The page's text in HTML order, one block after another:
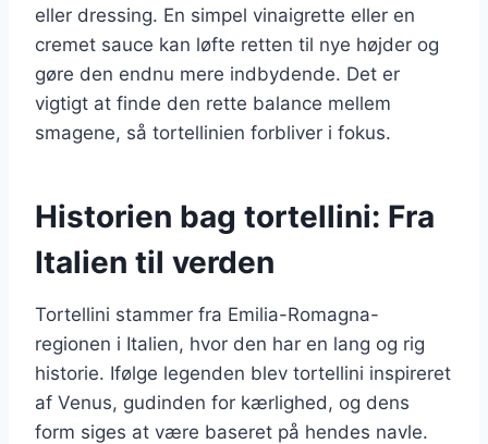
eller dressing. En simpel vinaigrette eller en
cremet sauce kan løfte retten til nye højder og
gøre den endnu mere indbydende. Det er
vigtigt at finde den rette balance mellem
smagene, så tortellinien forbliver i fokus.
Historien bag tortellini: Fra
Italien til verden
Tortellini stammer fra Emilia-Romagna-
regionen i Italien, hvor den har en lang og rig
historie. Ifølge legenden blev tortellini inspireret
af Venus, gudinden for kærlighed, og dens
form siges at være baseret på hendes navle.